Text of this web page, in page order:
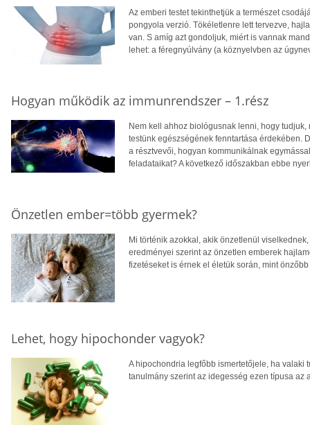
Az emberi testet tekinthetjük a természet
pongyola verzió. Tökéletlenre lett tervezve,
van. S amíg azt gondoljuk, miért is vannak
lehet: a féregnyúlvány (a köznyelvben az
Hogyan működik az immunrendszer – 1.rész
Nem kell ahhoz biológusnak lenni, hogy
testünk egészségének fenntartása érdekében.
a résztvevői, hogyan kommunikálnak
feladataikat? A következő időszakban ebbe
Önzetlen ember=több gyermek?
Mi történik azokkal, akik önzetlenül
eredményei szerint az önzetlen emberek
fizetéseket is érnek el életük során, mint
Lehet, hogy hipochonder vagyok?
A hipochondria legfőbb ismertetőjele, ha valaki
tanulmány szerint az idegesség ezen típusa az